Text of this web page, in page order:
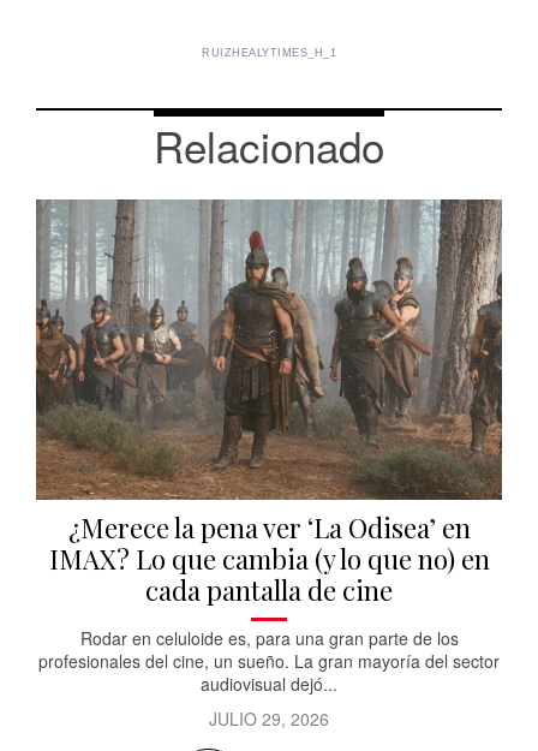
RUIZHEALYTIMES_H_1
Relacionado
¿Merece la pena ver ‘La Odisea’ en
IMAX? Lo que cambia (y lo que no) en
cada pantalla de cine
Rodar en celuloide es, para una gran parte de los
profesionales del cine, un sueño. La gran mayoría del sector
audiovisual dejó...
JULIO 29, 2026